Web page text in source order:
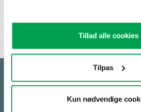
tilbagekalde dit samtykke ved at klikke
samtykke” i vores cookiepolitik.
Tillad alle cookies
Tilpas
Kun nødvendige
Det spørger andre